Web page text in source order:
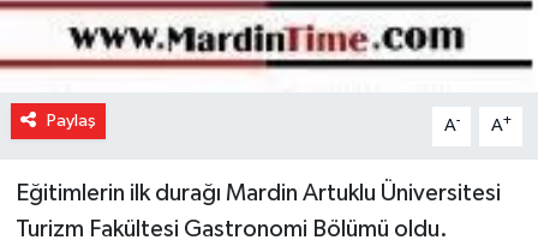
Paylaş A- A+
Eğitimlerin ilk durağı Mardin Artuklu Üniversitesi
Turizm Fakültesi Gastronomi Bölümü oldu.